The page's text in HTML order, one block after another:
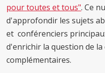
pour toutes et tous". Ce
d'approfondir les sujets
et conférenciers
d'enrichir la question de
complémentaires.